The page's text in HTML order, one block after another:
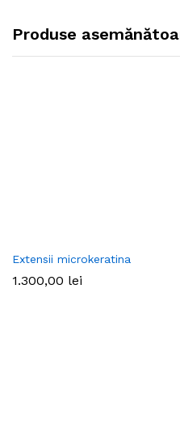
Produse
Extensii microkeratina
1.300,00 lei